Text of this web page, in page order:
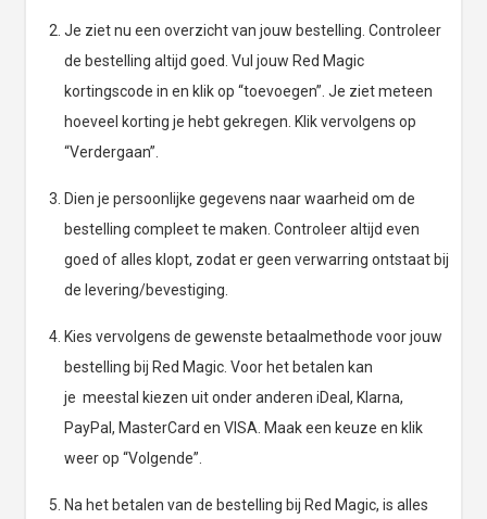
Je ziet nu een overzicht van jouw bestelling. Controleer
de bestelling altijd goed. Vul jouw Red Magic
kortingscode in en klik op “toevoegen”. Je ziet meteen
hoeveel korting je hebt gekregen. Klik vervolgens op
“Verdergaan”.
Dien je persoonlijke gegevens naar waarheid om de
bestelling compleet te maken. Controleer altijd even
goed of alles klopt, zodat er geen verwarring ontstaat bij
de levering/bevestiging.
Kies vervolgens de gewenste betaalmethode voor jouw
bestelling bij Red Magic. Voor het betalen kan
je meestal kiezen uit onder anderen iDeal, Klarna,
PayPal, MasterCard en VISA. Maak een keuze en klik
weer op “Volgende”.
Na het betalen van de bestelling bij Red Magic, is alles